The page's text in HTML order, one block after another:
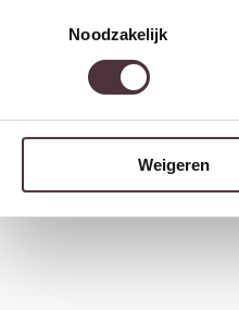
Noodzakelijk
Weigeren